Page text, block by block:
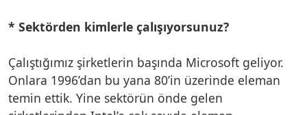
* Sektörden kimlerle çalışıyorsunuz?
Çalıştığımız şirketlerin başında Microsoft geliyor.
Onlara 1996’dan bu yana 80’in üzerinde eleman
temin ettik. Yine sektörün önde gelen